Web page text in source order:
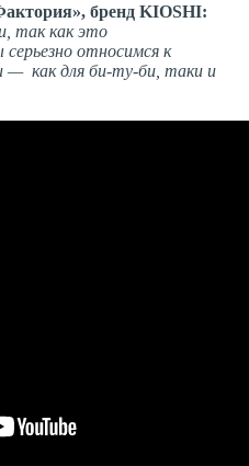
бренд KIOSHI:
так как это
относимся к
— как для би-ту-би, таки и